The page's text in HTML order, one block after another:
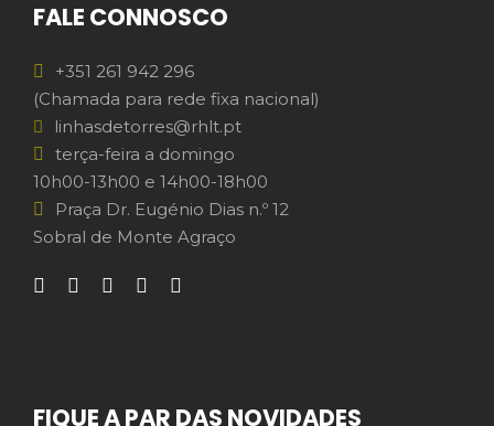
FALE CONNOSCO
+351 261 942 296
(Chamada para rede fixa nacional)
linhasdetorres@rhlt.pt
terça-feira a domingo
10h00-13h00 e 14h00-18h00
Praça Dr. Eugénio Dias n.º 12
Sobral de Monte Agraço
FIQUE A PAR DAS NOVIDADES